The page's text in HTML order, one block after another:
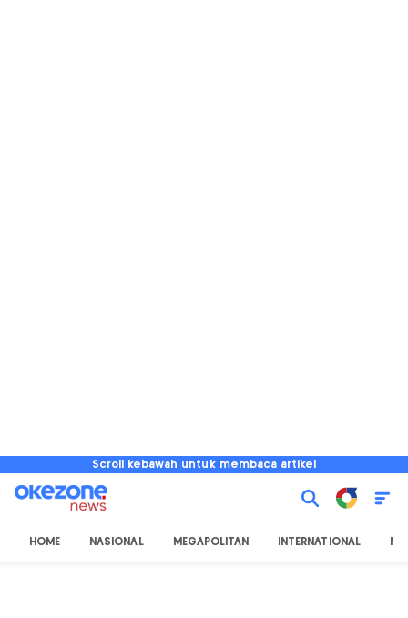
Scroll kebawah untuk membaca artikel
HOME NASIONAL MEGAPOLITAN INTERNATIONAL